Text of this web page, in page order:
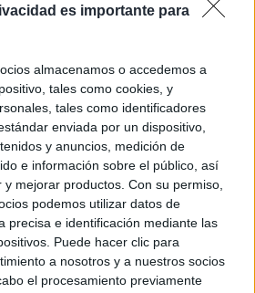
es importante para
almacenamos o accedemos a
tales como cookies, y
tales como identificadores
enviada por un dispositivo,
y anuncios, medición de
e información sobre el público, así
mejorar productos. Con su permiso,
podemos utilizar datos de
precisa e identificación mediante las
Puede hacer clic para
a nosotros y a nuestros socios
el procesamiento previamente